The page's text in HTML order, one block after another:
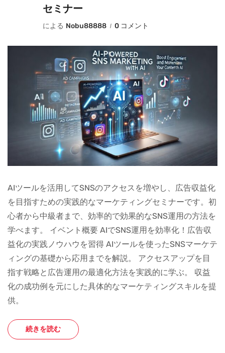
セミナー
による Nobu88888 0 コメント
AIツールを活用してSNSのアクセスを増やし、広告収益化
を目指すための実践的なマーケティングセミナーです。初
心者から中級者まで、効率的で効果的なSNS運用の方法を
学べます。 イベント概要 AIでSNS運用を効率化！広告収
益化の実践ノウハウを習得 AIツールを使ったSNSマーケテ
ィングの基礎から応用までを解説。 アクセスアップを目
指す戦略と広告運用の最適化方法を実践的に学ぶ。 収益
化の成功例を元にした具体的なマーケティングスキルを提
供。
続きを読む